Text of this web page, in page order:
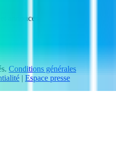
annonces
Conditions générales
| Espace presse